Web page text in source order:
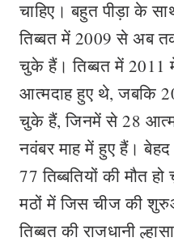
चाहिए। बहुत पीड़ा के
तिब्बत में 2009 से अब
चुके हैं। तिब्बत में 2011
आत्मदाह हुए थे, जबकि
चुके हैं, जिनमें से 28
नवंबर माह में हुए हैं।
77 तिब्बतियों की मौत
मठों में जिस चीज की
तिब्बत की राजधानी